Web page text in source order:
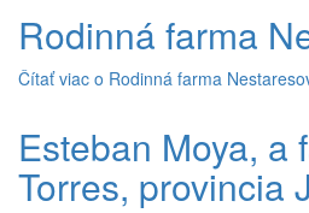
Rodinná farma
Čítať viac o Rodinná farma
Esteban Moya, a
Torres, provincia